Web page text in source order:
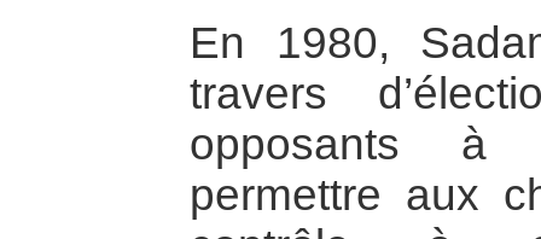
En 1980,
travers
opposants à
permettre aux